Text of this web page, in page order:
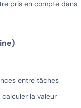
pris en compte dans
entre tâches
la valeur